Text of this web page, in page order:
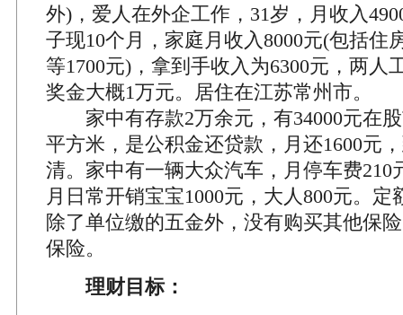
外)，爱人在外企工作，31岁，月收入
子现10个月，家庭月收入8000元(包括住
等1700元)，拿到手收入为6300元，两人
奖金大概1万元。居住在江苏常州市。
家中有存款2万余元，有34000元在股
平方米，是公积金还贷款，月还1600元
清。家中有一辆大众汽车，月停车费210
月日常开销宝宝1000元，大人800元。定
除了单位缴的五金外，没有购买其他保
保险。
理财目标：